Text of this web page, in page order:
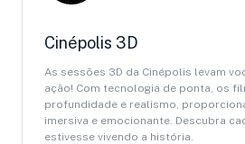
Cinépolis 3D
As sessões 3D da Cinépolis levam
ação! Com tecnologia de ponta, os
profundidade e realismo,
imersiva e emocionante. Descubra
estivesse vivendo a história.